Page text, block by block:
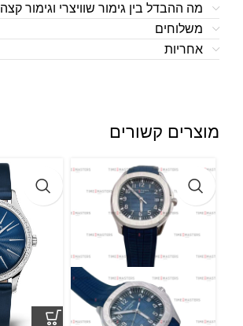
מה ההבדל בין גימור שוויצרי וגימור קצה
משלוחים
אחריות
מוצרים קשורים